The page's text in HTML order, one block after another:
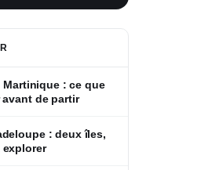
Martinique : ce que
de partir
: deux îles,
explorer